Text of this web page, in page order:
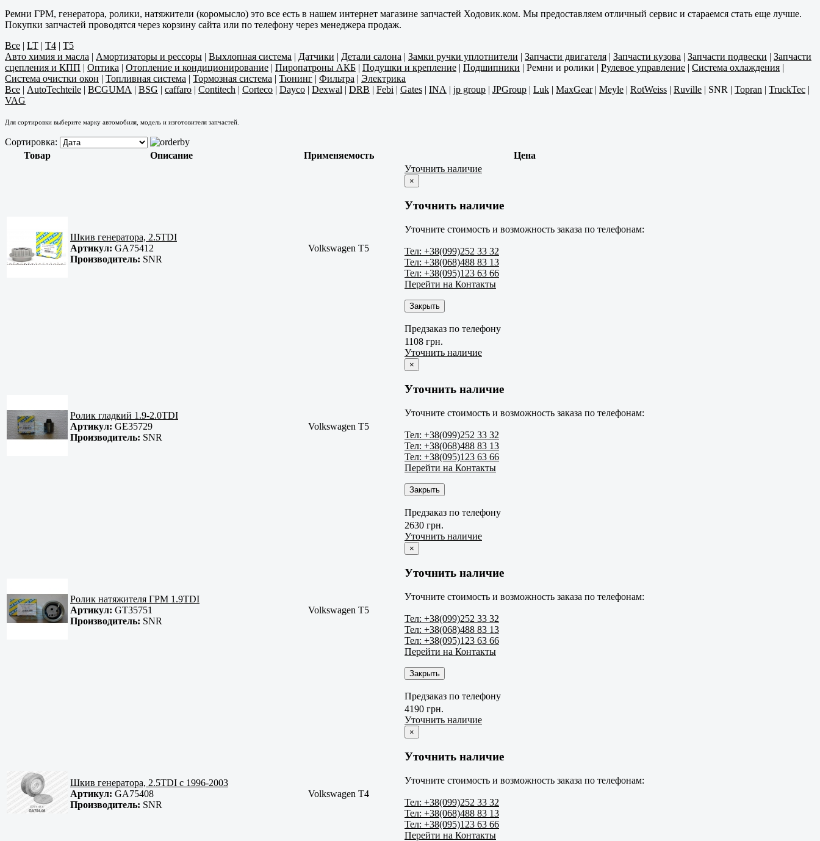
Ремни ГРМ, генератора, ролики, натяжители (коромысло) это все есть в нашем интернет магазине запчастей Ходовик.ком. Мы предоставляем отличный сервис и стараемся стать еще лучше.
Покупки запчастей проводятся через корзину сайта или по телефону через менеджера продаж.
Все | LT | T4 | T5
Авто химия и масла | Амортизаторы и рессоры | Выхлопная система | Датчики | Детали салона | Замки ручки уплотнители | Запчасти двигателя | Запчасти кузова | Запчасти подвески | Запчасти
сцепления и КПП | Оптика | Отопление и кондиционирование | Пиропатроны АКБ | Подушки и крепление | Подшипники | Ремни и ролики | Рулевое управление | Система охлаждения |
Система очистки окон | Топливная система | Тормозная система | Тюнинг | Фильтра | Электрика
Все | AutoTechteile | BCGUMA | BSG | caffaro | Contitech | Corteco | Dayco | Dexwal | DRB | Febi | Gates | INA | jp group | JPGroup | Luk | MaxGear| Meyle | RotWeiss | Ruville | SNR | Topran | TruckTec |
VAG
Для сортировки выберите марку автомобиля, модель и изготовителя запчастей.
Сортировка:
Товар
Описание Применяемость Цена
Шкив генератора, 2.5TDI
Артикул: GA75412
Производитель: SNR
Volkswagen T5
Уточнить наличие
×
Уточнить наличие
Уточните стоимость и возможность заказа по телефонам:
Тел: +38(099)252 33 32
Тел: +38(068)488 83 13
Тел: +38(095)123 63 66
Перейти на Контакты
Закрыть
Предзаказ по телефону
Ролик гладкий 1.9-2.0TDI
Артикул: GE35729
Производитель: SNR
Volkswagen T5
1108 грн.
Уточнить наличие
×
Уточнить наличие
Уточните стоимость и возможность заказа по телефонам:
Тел: +38(099)252 33 32
Тел: +38(068)488 83 13
Тел: +38(095)123 63 66
Перейти на Контакты
Закрыть
Предзаказ по телефону
Ролик натяжителя ГРМ 1.9TDI
Артикул: GT35751
Производитель: SNR
Volkswagen T5
2630 грн.
Уточнить наличие
×
Уточнить наличие
Уточните стоимость и возможность заказа по телефонам:
Тел: +38(099)252 33 32
Тел: +38(068)488 83 13
Тел: +38(095)123 63 66
Перейти на Контакты
Закрыть
Предзаказ по телефону
Шкив генератора, 2.5TDI с 1996-2003
Артикул: GA75408
Производитель: SNR
Volkswagen T4
4190 грн.
Уточнить наличие
×
Уточнить наличие
Уточните стоимость и возможность заказа по телефонам:
Тел: +38(099)252 33 32
Тел: +38(068)488 83 13
Тел: +38(095)123 63 66
Перейти на Контакты